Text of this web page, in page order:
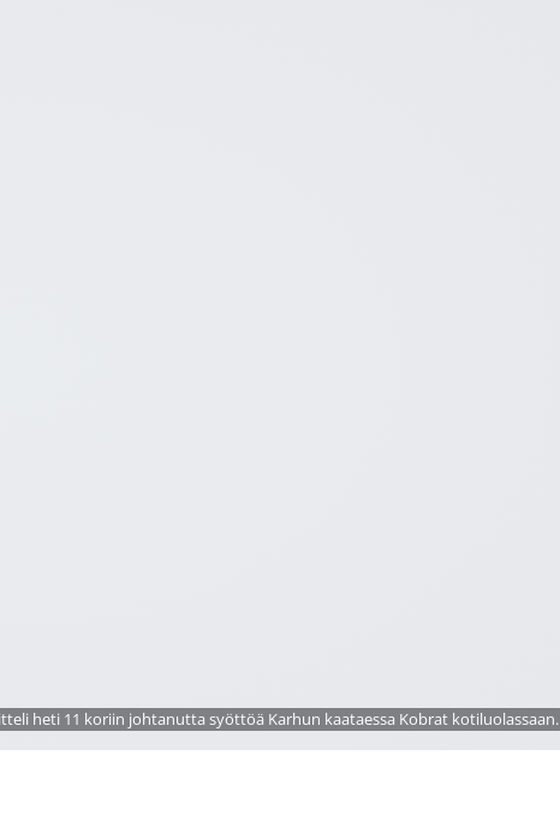
heti 11 koriin johtanutta syöttöä Karhun kaataessa Kobrat kotiluolassaan.